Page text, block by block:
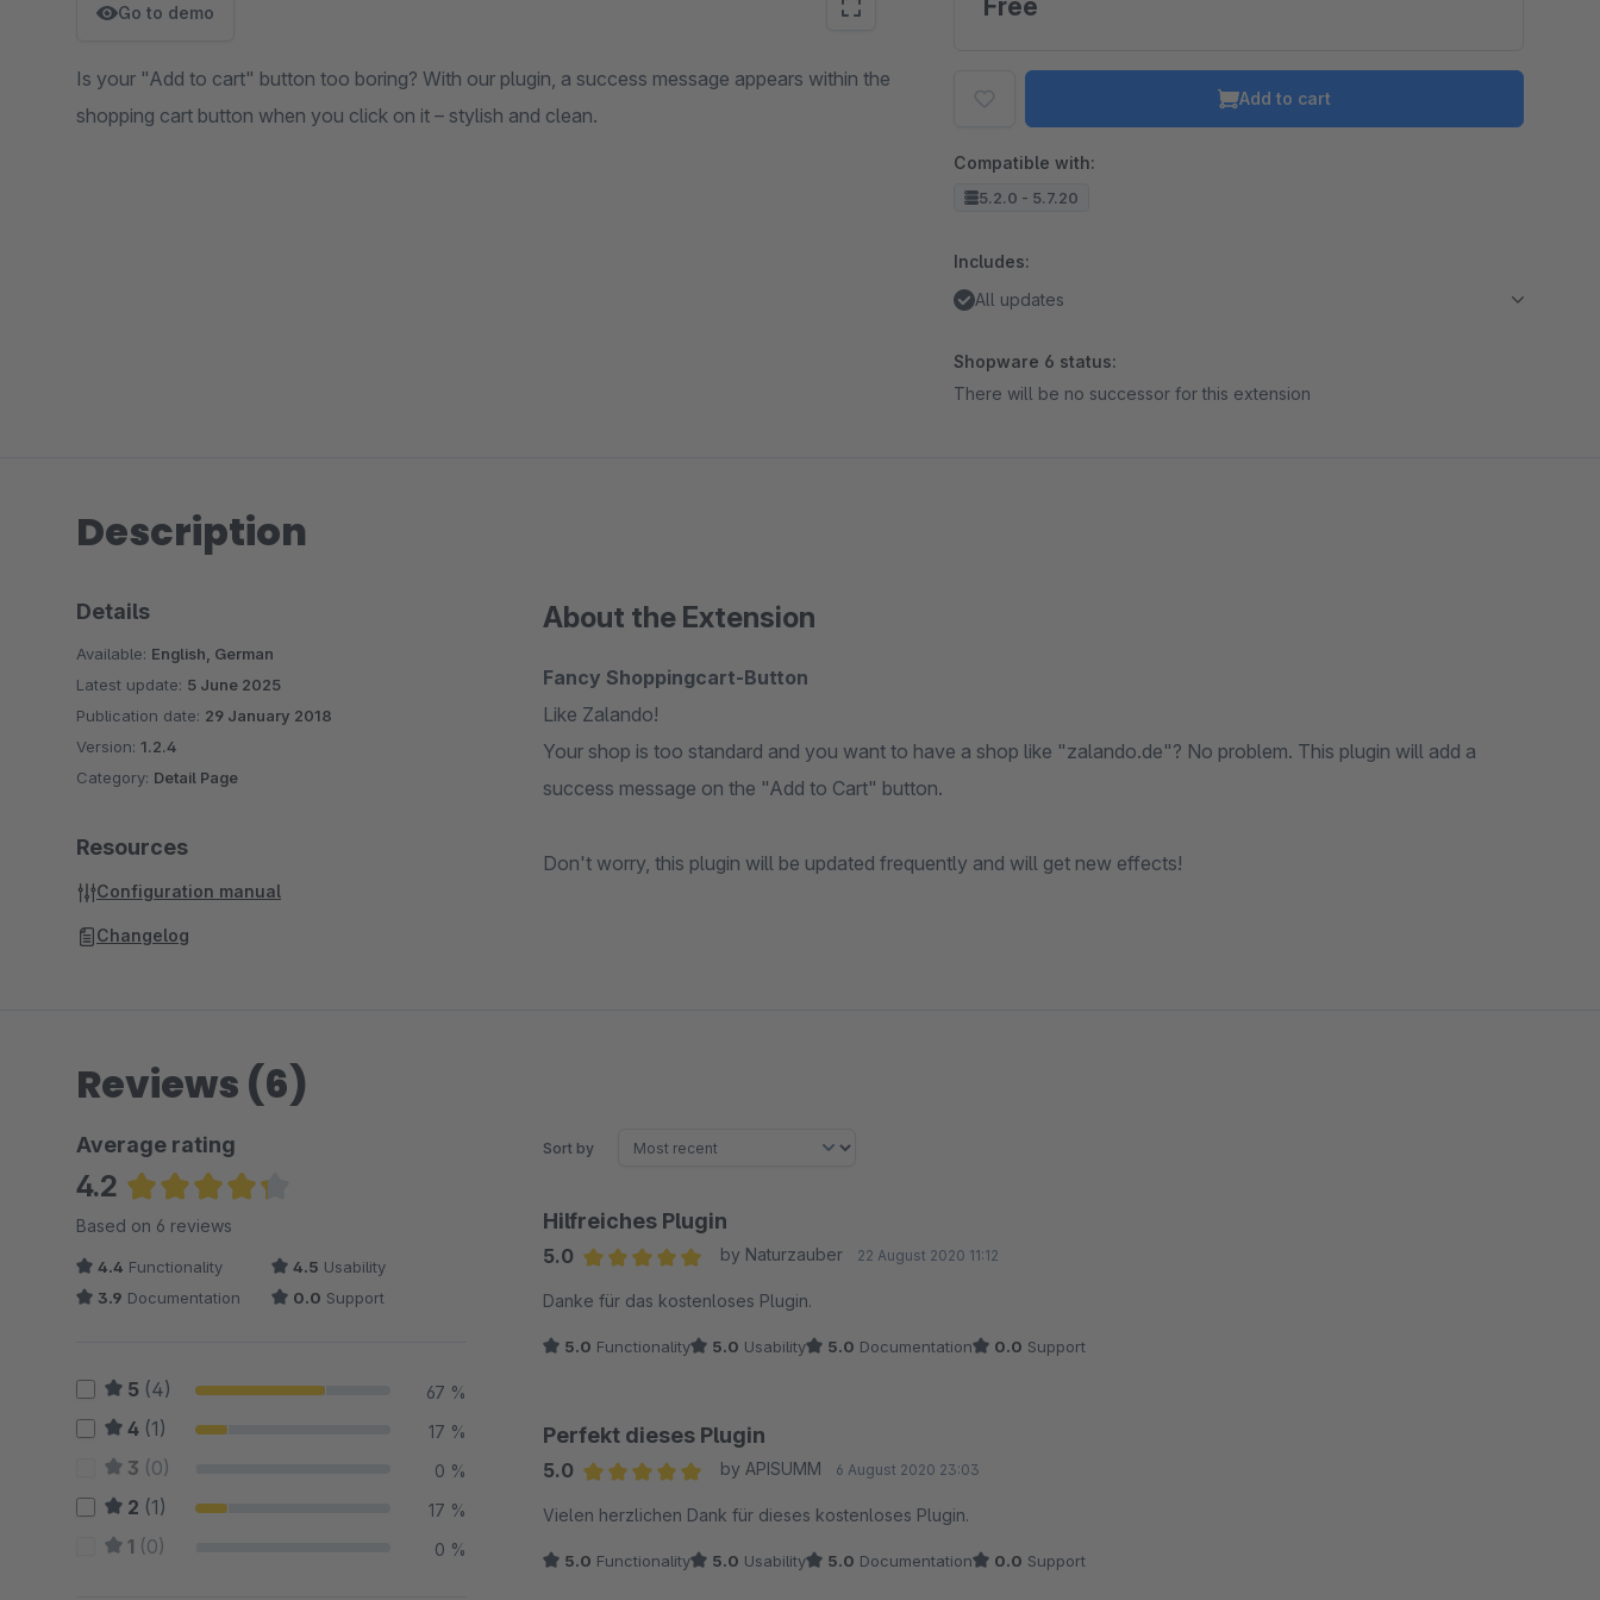
Go to demo
Is your "Add to cart" button too boring? With our plugin, a success message appears within the
shopping cart button when you click on it – stylish and clean.
Free
Add to cart
Compatible with:
5.2.0 - 5.7.20
Includes:
All updates
Shopware 6 status:
There will be no successor for this extension
Description
About the Extension
Fancy Shoppingcart-Button
Like Zalando!
Your shop is too standard and you want to have a shop like "zalando.de"? No problem. This plugin will add a
success message on the "Add to Cart" button.
Don't worry, this plugin will be updated frequently and will get new effects!
Details
Available: English, German
Latest update: 5 June 2025
Publication date: 29 January 2018
Version: 1.2.4
Category: Detail Page
Resources
Configuration manual
Changelog
Reviews (6)
Average rating
4.2
Average rating of 4.25 out of 5 stars
Based on 6 reviews
4.4 Functionality 4.5 Usability
3.9 Documentation 0.0 Support
5 (4) 67 %
4 (1) 17 %
3 (0) 0 %
2 (1) 17 %
1 (0) 0 %
Sort by
Hilfreiches Plugin
5.0
by Naturzauber 22 August 2020 11:12
Danke für das kostenloses Plugin.
5.0 Functionality 5.0 Usability 5.0 Documentation 0.0 Support
Perfekt dieses Plugin
5.0
by APISUMM 6 August 2020 23:03
Vielen herzlichen Dank für dieses kostenloses Plugin.
5.0 Functionality 5.0 Usability 5.0 Documentation 0.0 Support